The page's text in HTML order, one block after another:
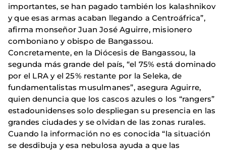
importantes, se han pagado también los kalashnikov
y que esas armas acaban llegando a Centroáfrica”,
afirma monseñor Juan José Aguirre, misionero
comboniano y obispo de Bangassou.
Concretamente, en la Diócesis de Bangassou, la
segunda más grande del país, “el 75% está dominado
por el LRA y el 25% restante por la Seleka, de
fundamentalistas musulmanes”, asegura Aguirre,
quien denuncia que los cascos azules o los “rangers”
estadounidenses solo despliegan su presencia en las
grandes ciudades y se olvidan de las zonas rurales.
Cuando la información no es conocida “la situación
se desdibuja y esa nebulosa ayuda a que las